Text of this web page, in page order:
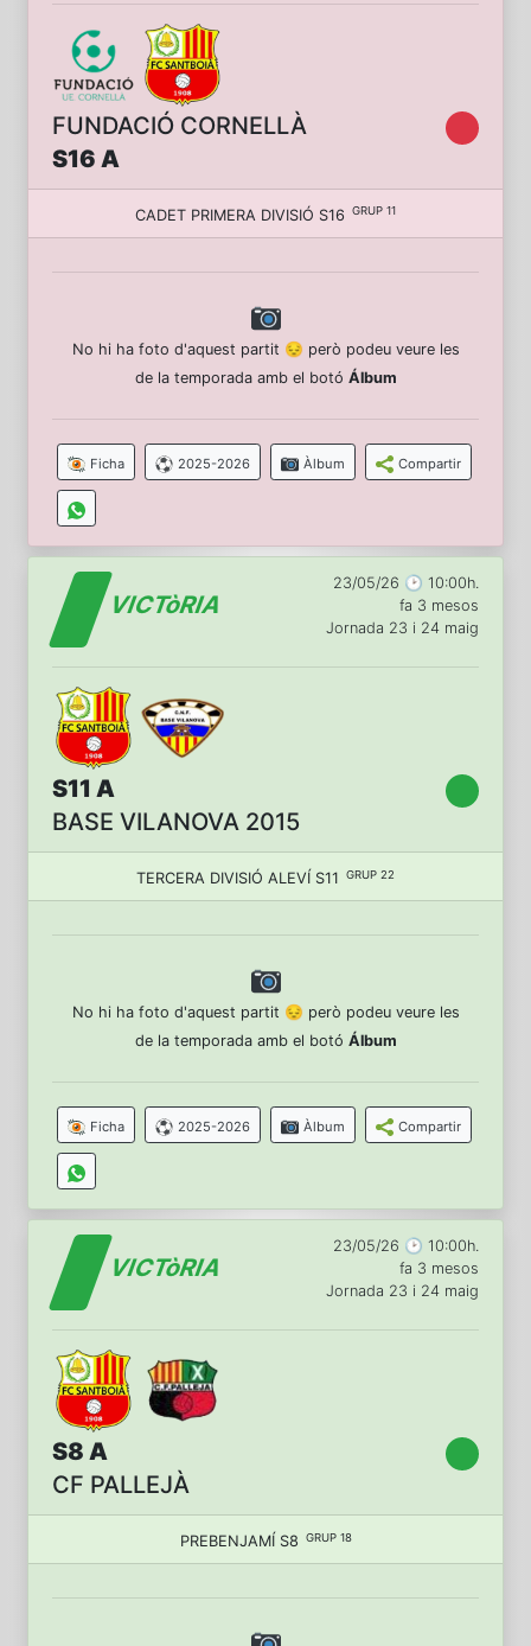
FUNDACIÓ CORNELLÀ
S16 A
CADET PRIMERA DIVISIÓ S16 GRUP 11
No hi ha foto d'aquest partit 😔 però podeu veure les
de la temporada amb el botó Álbum
Ficha 2025-2026 Àlbum Compartir
VICTòRIA
23/05/26 🕑 10:00h.
fa 3 mesos
Jornada 23 i 24 maig
S11 A
BASE VILANOVA 2015
TERCERA DIVISIÓ ALEVÍ S11 GRUP 22
No hi ha foto d'aquest partit 😔 però podeu veure les
de la temporada amb el botó Álbum
Ficha 2025-2026 Àlbum Compartir
VICTòRIA
23/05/26 🕑 10:00h.
fa 3 mesos
Jornada 23 i 24 maig
S8 A
CF PALLEJÀ
PREBENJAMÍ S8 GRUP 18